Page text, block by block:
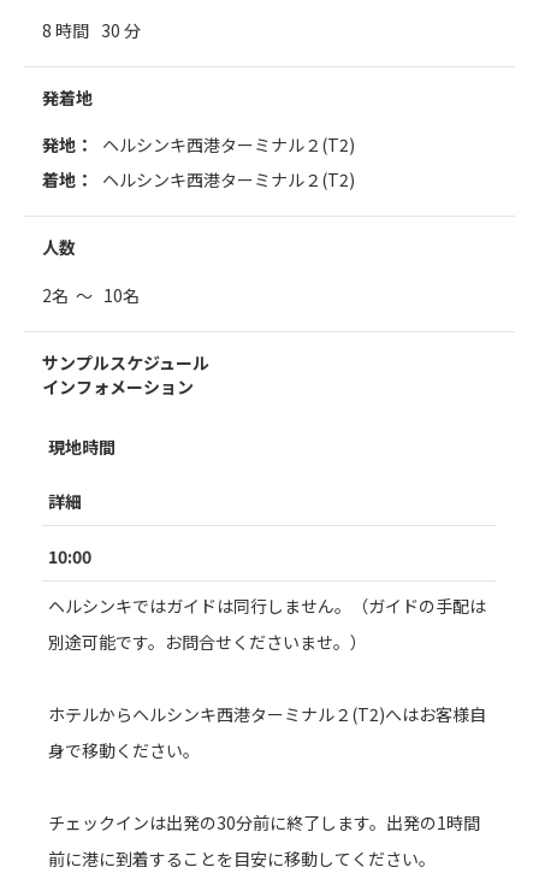
8 時間 30 分
発着地
発地：
ヘルシンキ西港ターミナル２(T2)
着地：
ヘルシンキ西港ターミナル２(T2)
人数
2名 ～ 10名
サンプルスケジュール
インフォメーション
現地時間
詳細
10:00
ヘルシンキではガイドは同行しません。（ガイドの手配は
別途可能です。お問合せくださいませ。）
ホテルからヘルシンキ西港ターミナル２(T2)へはお客様自
身で移動ください。
チェックインは出発の30分前に終了します。出発の1時間
前に港に到着することを目安に移動してください。